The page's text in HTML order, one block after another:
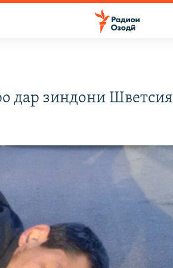
дар зиндони Шветсия